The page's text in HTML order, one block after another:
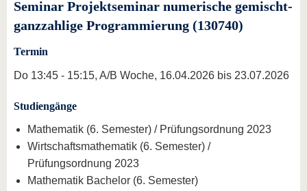
Seminar Projektseminar numerische gemischt-
ganzzahlige Programmierung (130740)
Termin
Do 13:45 - 15:15, A/B Woche, 16.04.2026 bis 23.07.2026
Studiengänge
Mathematik (6. Semester) / Prüfungsordnung 2023
Wirtschaftsmathematik (6. Semester) /
Prüfungsordnung 2023
Mathematik Bachelor (6. Semester)